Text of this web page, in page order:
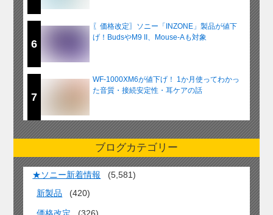
6
〖価格改定〗ソニー「INZONE」製品が値下
げ！BudsやM9 II、Mouse-Aも対象
7
WF-1000XM6が値下げ！ 1か月使ってわかっ
た音質・接続安定性・耳ケアの話
ブログカテゴリー
★ソニー新着情報
(5,581)
新製品
(420)
価格改定 (326)